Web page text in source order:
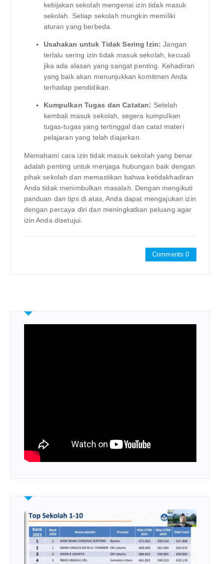
kebijakan sekolah mengenai izin tidak masuk
sekolah. Setiap sekolah mungkin memiliki
aturan yang berbeda.
Usahakan untuk Tidak Sering Izin: Jangan
terlalu sering izin tidak masuk sekolah, kecuali
jika ada alasan yang sangat penting. Kehadiran
yang baik akan menunjukkan komitmen Anda
terhadap pendidikan.
Kumpulkan Tugas dan Catatan: Setelah
kembali masuk sekolah, segera kumpulkan
tugas-tugas yang tertinggal dan catat materi
pelajaran yang telah diajarkan.
Memahami cara izin tidak masuk sekolah yang benar
adalah penting untuk menjaga hubungan baik dengan
pihak sekolah dan memastikan bahwa ketidakhadiran
Anda tidak menimbulkan masalah. Dengan mengikuti
panduan dan tips di atas, Anda dapat mengajukan izin
dengan percaya diri dan meningkatkan peluang agar
izin Anda disetujui.
Comments 0